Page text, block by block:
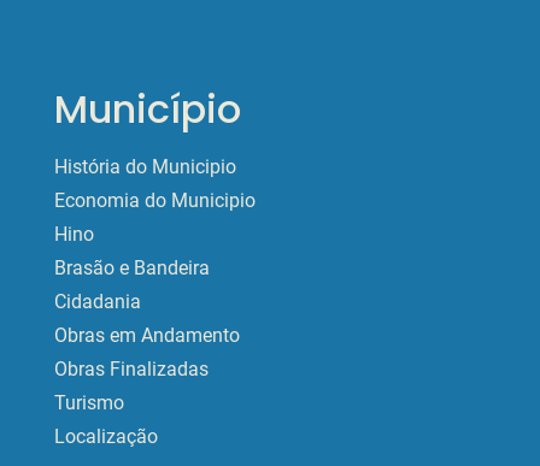
Município
História do Municipio
Economia do Municipio
Hino
Brasão e Bandeira
Cidadania
Obras em Andamento
Obras Finalizadas
Turismo
Localização